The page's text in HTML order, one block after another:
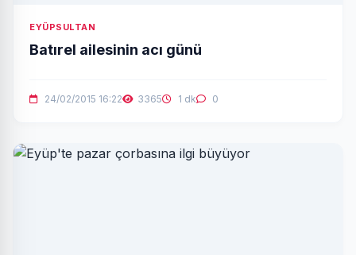
EYÜPSULTAN
Batırel ailesinin acı günü
24/02/2015 16:22 3365 1 dk 0